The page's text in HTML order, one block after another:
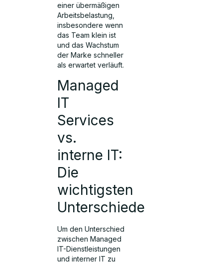
einer übermäßigen
Arbeitsbelastung,
insbesondere wenn
das Team klein ist
und das Wachstum
der Marke schneller
als erwartet verläuft.
Managed
IT
Services
vs.
interne IT:
Die
wichtigsten
Unterschiede
Um den Unterschied
zwischen Managed
IT-Dienstleistungen
und interner IT zu